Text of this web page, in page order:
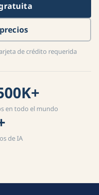
en todo el mundo